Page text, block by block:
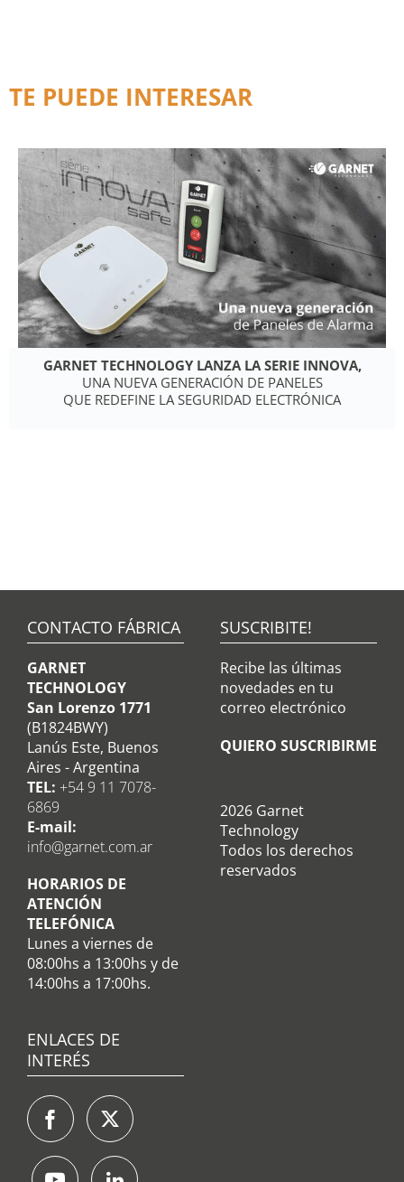
TE PUEDE INTERESAR
GARNET TECHNOLOGY LANZA LA SERIE INNOVA,
UNA NUEVA GENERACIÓN DE PANELES
QUE REDEFINE LA SEGURIDAD ELECTRÓNICA
CONTACTO FÁBRICA
GARNET
TECHNOLOGY
San Lorenzo 1771
(B1824BWY)
Lanús Este, Buenos
Aires - Argentina
TEL: +54 9 11 7078-
6869
E-mail:
info@garnet.com.ar
HORARIOS DE
ATENCIÓN
TELEFÓNICA
Lunes a viernes de
08:00hs a 13:00hs y de
14:00hs a 17:00hs.
SUSCRIBITE!
Recibe las últimas
novedades en tu
correo electrónico
QUIERO SUSCRIBIRME
2026 Garnet
Technology
Todos los derechos
reservados
ENLACES DE
INTERÉS